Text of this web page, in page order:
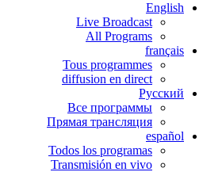
English
Live Broadcast
All Programs
français
Tous programmes
diffusion en direct
Русский
Все программы
Прямая трансляция
español
Todos los programas
Transmisión en vivo